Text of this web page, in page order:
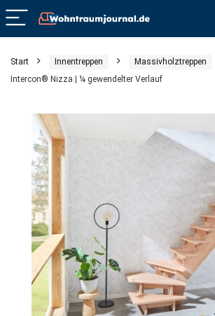
Start Innentreppen Massivholztreppen
Intercon® Nizza | ¼ gewendelter Verlauf